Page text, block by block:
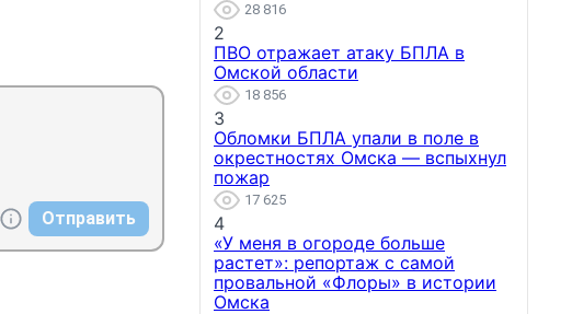
Отправить
28 816
2
ПВО отражает атаку БПЛА в
Омской области
18 856
3
Обломки БПЛА упали в поле в
окрестностях Омска — вспыхнул
пожар
17 625
4
«У меня в огороде больше
растет»: репортаж с самой
провальной «Флоры» в истории
Омска